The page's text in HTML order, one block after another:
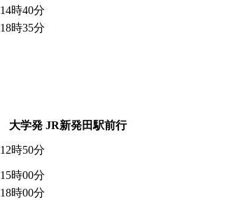
14時40分
18時35分
大学発 JR新発田駅前行
12時50分
15時00分
18時00分